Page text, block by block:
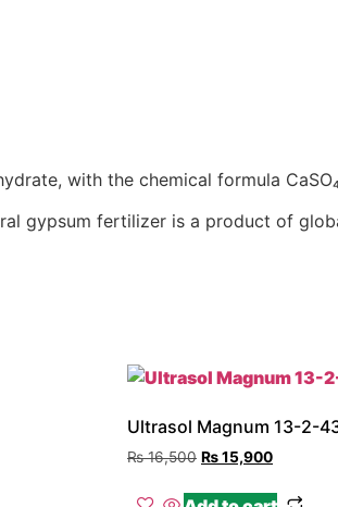
with the chemical formula
gypsum fertilizer is a product of
Ultrasol Magnum 13-2-
₨16,500 ₨15,900